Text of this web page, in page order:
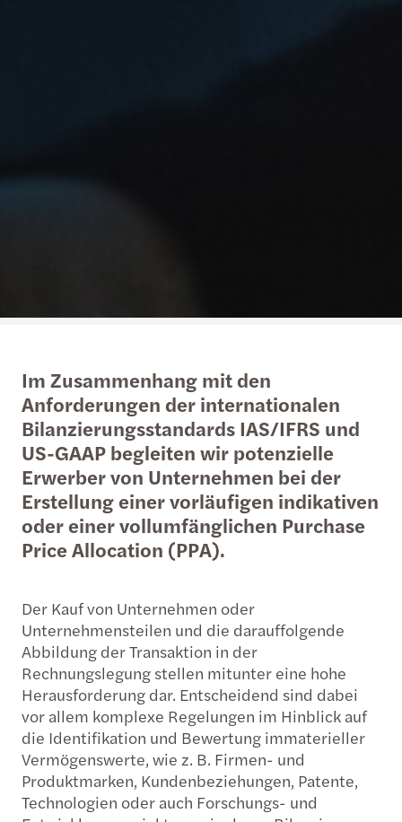
Im Zusammenhang mit den
Anforderungen der internationalen
Bilanzierungsstandards IAS/IFRS und
US-GAAP begleiten wir potenzielle
Erwerber von Unternehmen bei der
Erstellung einer vorläufigen indikativen
oder einer vollumfänglichen Purchase
Price Allocation (PPA).
Der Kauf von Unternehmen oder
Unternehmensteilen und die darauffolgende
Abbildung der Transaktion in der
Rechnungslegung stellen mitunter eine hohe
Herausforderung dar. Entscheidend sind dabei
vor allem komplexe Regelungen im Hinblick auf
die Identifikation und Bewertung immaterieller
Vermögenswerte, wie z. B. Firmen- und
Produktmarken, Kundenbeziehungen, Patente,
Technologien oder auch Forschungs- und